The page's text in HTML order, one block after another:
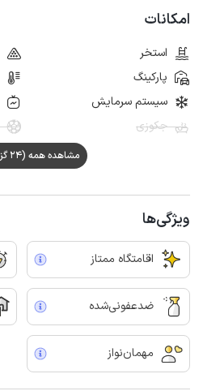
امکانات
استخر
پارکینگ
سیستم سرمایش
جکوزی
مشاهده همه (24 گزینه)
ویژگی‌ها
اقامتگاه ممتاز
ضدعفونی‌شده
مهمان‌نواز